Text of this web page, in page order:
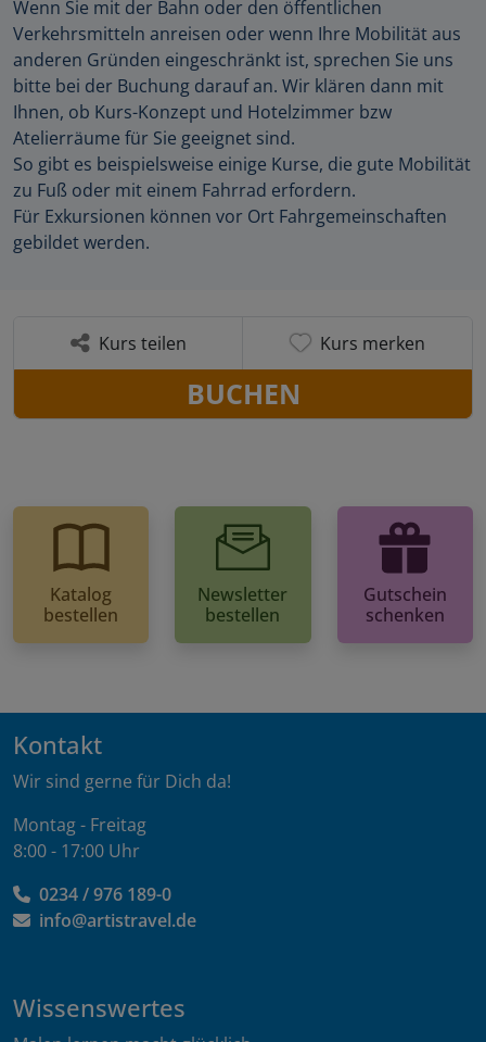
Wenn Sie mit der Bahn oder den öffentlichen
Verkehrsmitteln anreisen oder wenn Ihre Mobilität aus
anderen Gründen eingeschränkt ist, sprechen Sie uns
bitte bei der Buchung darauf an. Wir klären dann mit
Ihnen, ob Kurs-Konzept und Hotelzimmer bzw
Atelierräume für Sie geeignet sind.
So gibt es beispielsweise einige Kurse, die gute Mobilität
zu Fuß oder mit einem Fahrrad erfordern.
Für Exkursionen können vor Ort Fahrgemeinschaften
gebildet werden.
Kurs teilen Kurs merken
BUCHEN
Katalog
bestellen
Newsletter
bestellen
Gutschein
schenken
Kontakt
Wir sind gerne für Dich da!
Montag - Freitag
8:00 - 17:00 Uhr
0234 / 976 189-0
info@artistravel.de
Wissenswertes